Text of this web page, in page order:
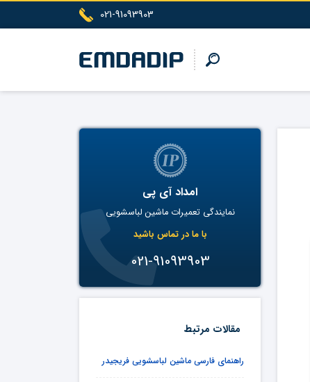
021-91093903
امداد آی پی
نمایندگی تعمیرات ماشین لباسشویی
با ما در تماس باشید
021-91093903
مقالات مرتبط
راهنمای فارسی ماشین لباسشویی فریجیدر